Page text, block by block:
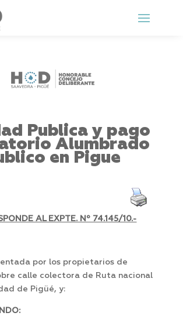
Publica y pago
Alumbrado
en Pigue
AL EXPTE. Nº 74.145/10.-
por los propietarios de
calle colectora de Ruta nacional
de Pigüé, y: